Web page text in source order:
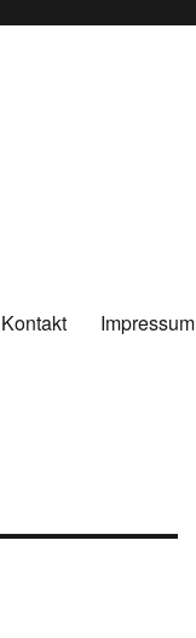
Kontakt Impressum